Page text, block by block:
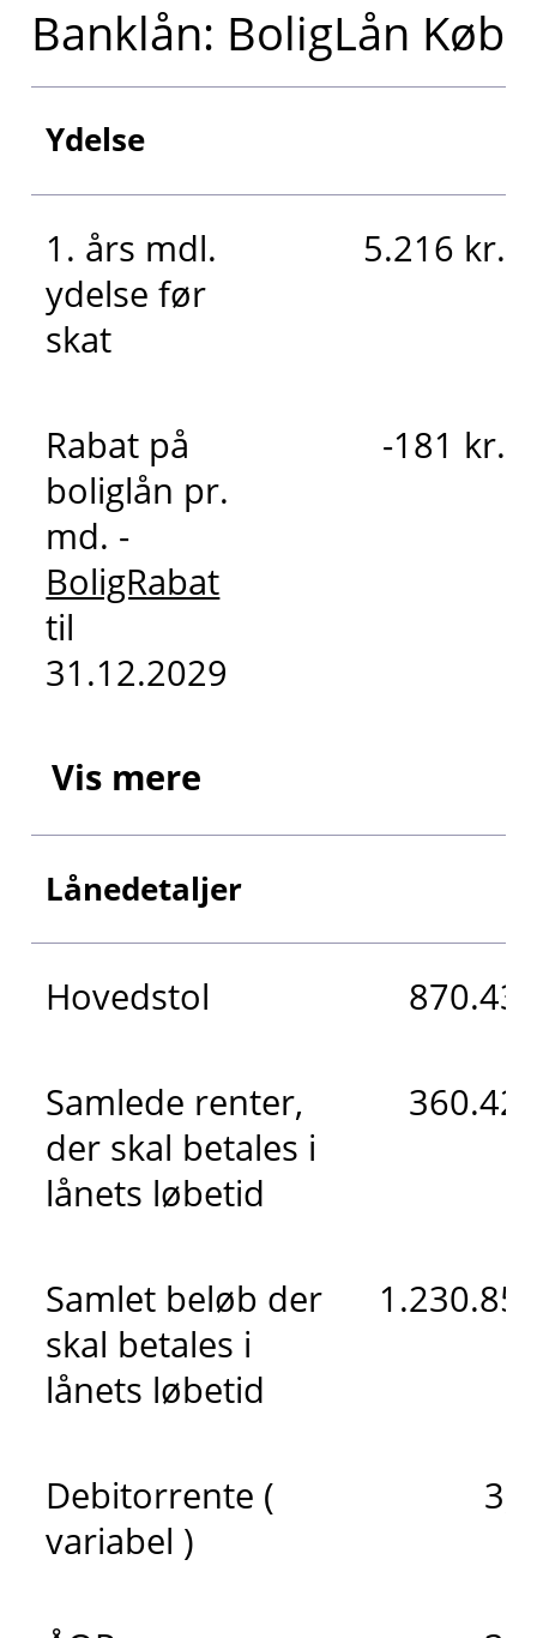
Banklån: BoligLån Køb
Ydelse
1. års mdl.
ydelse før
skat
5.216 kr.
Rabat på
boliglån pr.
md. -
BoligRabat
til
31.12.2029
-181 kr.
Vis mere
Lånedetaljer
Hovedstol
Samlede renter,
der skal betales i
lånets løbetid
Samlet beløb der
skal betales i
lånets løbetid
Debitorrente (
variabel )